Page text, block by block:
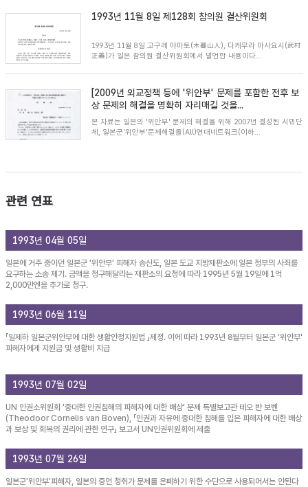
1993년 11월 8일 제128회 참의원 결산위원회
1993년 11월 8일 고구레 야마토(木暮山人), 다케무라 마사요시(武村
正義)가 일본 참의원 결산위원회에서 발언한 내용이다...
[2009년 외교정책 등에 '위안부' 문제를 포함한 전후 보
상 문제의 해결을 명확히 자리매길 것을...
본 자료는 일본의 '위안부' 문제의 해결을 위해 2007년 결성된 시민단
체, 일본군'위안부'문제해결올(All)연대네트워크(이하...
관련 연표
1993년 04월 05일
일본에 거주 중이던 일본군 '위안부' 피해자 송신도, 일본 도교 지방재판소에 일본 정부의 사죄를
요구하는 소송 제기. 금액을 청구해달라는 재판소의 요청에 따라 1995년 5월 19일에 1억
2,000만엔을 추가로 청구.
1993년 06월 11일
「일제하 일본군위안부에 대한 생활안정지원법 」제정. 이에 따라 1993년 8월부터 일본군 '위안부'
피해자에게 지원금 및 생활비 지급
1993년 07월 02일
UN 인권소위원회 '중대한 인권침해의 피해자에 대한 배상' 문제 특별보고관 테오 반 보벤
(Theodoor Cornelis van Boven), 「인권과 자유에 중대한 침해를 입은 피해자에 대한 배상
과 보상 및 회복의 권리에 관한 연구」 보고서 UN인권위원회에 제출
1993년 07월 26일
일본군'위안부'피해자, 일본의 증언 청취가 문제를 은폐하기 위한 수단으로 사용되어서는 안된다